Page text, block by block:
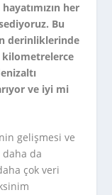
her
Bu
derinliklerinde
kilometrelerce
ve iyi mi
gelişmesi ve
da
çok veri